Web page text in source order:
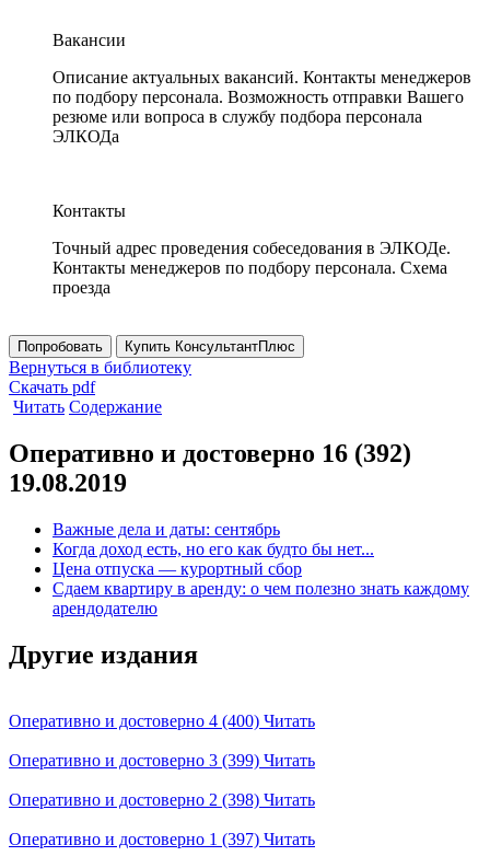
Вакансии
Описание актуальных вакансий. Контакты менеджеров
по подбору персонала. Возможность отправки Вашего
резюме или вопроса в службу подбора персонала
ЭЛКОДа
Контакты
Точный адрес проведения собеседования в ЭЛКОДе.
Контакты менеджеров по подбору персонала. Схема
проезда
Попробовать Купить КонсультантПлюс
Вернуться в библиотеку
Скачать pdf
Читать Содержание
Оперативно и достоверно 16 (392)
19.08.2019
Важные дела и даты: сентябрь
Когда доход есть, но его как будто бы нет...
Цена отпуска — курортный сбор
Сдаем квартиру в аренду: о чем полезно знать каждому
арендодателю
Другие издания
Оперативно и достоверно 4 (400) Читать
Оперативно и достоверно 3 (399) Читать
Оперативно и достоверно 2 (398) Читать
Оперативно и достоверно 1 (397) Читать